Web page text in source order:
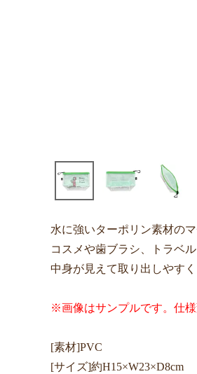
水に強いターポリン素材の
コスメや歯ブラシ、トラベ
中身が見えて取り出しやす
※画像はサンプルです。仕様
[素材]PVC
[サイズ]約H15×W23×D8cm